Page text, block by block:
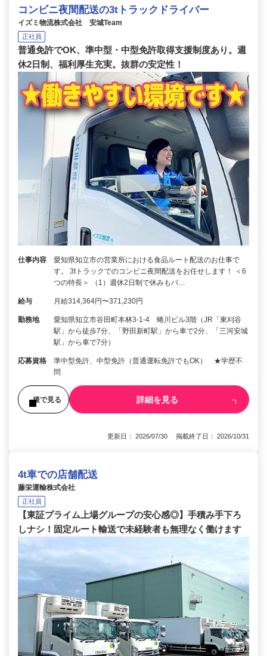
コンビニ夜間配送の3tトラックドライバー
イズミ物流株式会社 安城Team
正社員
普通免許でOK、準中型・中型免許取得支援制度あり。週
休2日制、福利厚生充実。抜群の安定性！
仕事内容
愛知県知立市の営業所における食品ルート配送のお仕事で
す。 3tトラックでのコンビニ夜間配送をお任せします！ ＜6
つの特長＞ （1）週休2日制で休みもバ…
給与 月給314,364円〜371,230円
勤務地
愛知県知立市谷田町本林3-1-4 蜷川ビル3階（JR「東刈谷
駅」から徒歩7分、「野田新町駅」から車で2分、「三河安城
駅」から車で7分）
応募資格
準中型免許、中型免許（普通運転免許でもOK） ★学歴不
問
後で見る 詳細を見る
更新日： 2026/07/30 掲載終了日： 2026/10/31
4t車での店舗配送
藤栄運輸株式会社
正社員
【東証プライム上場グループの安心感◎】手積み手下ろ
しナシ！固定ルート輸送で未経験者も無理なく働けます